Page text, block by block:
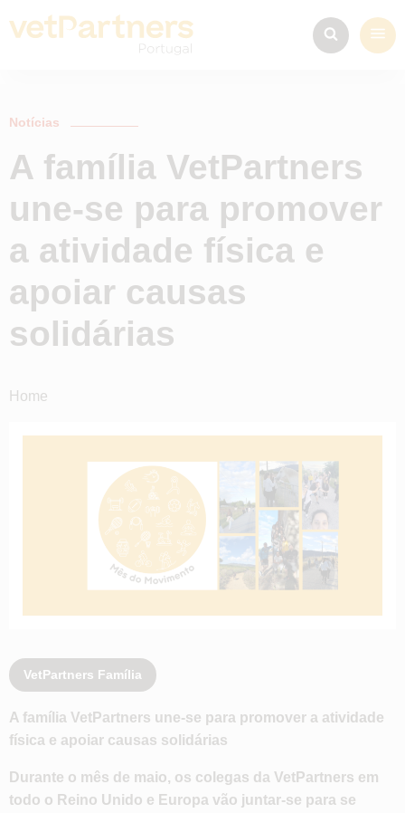
Notícias
A família VetPartners
une-se para promover
a atividade física e
apoiar causas
solidárias
Home
VetPartners Família
A família VetPartners une-se para promover a atividade
física e apoiar causas solidárias
Durante o mês de maio, os colegas da VetPartners em
todo o Reino Unido e Europa vão juntar-se para se